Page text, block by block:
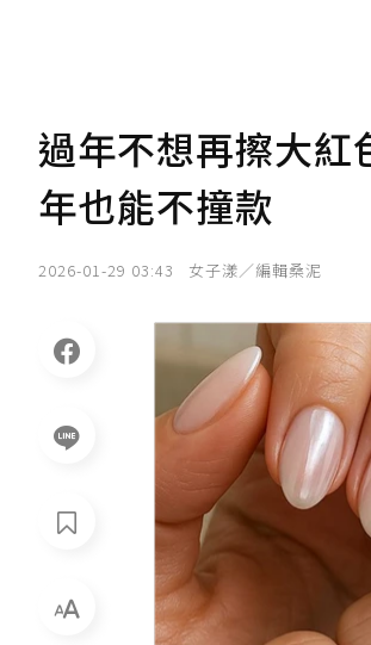
過年不想再擦大紅
年也能不撞款
2026-01-29 03:43 女子漾／編輯桑泥